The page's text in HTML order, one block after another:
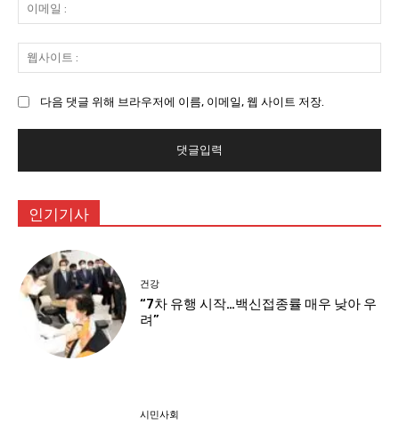
메
일
사
:
다음 댓글 위해 브라우저에 이름, 이메일, 웹 사이트 저장.
인기기사
건강
“7차 유행 시작…백신접종률 매우 낮아 우
려”
시민사회